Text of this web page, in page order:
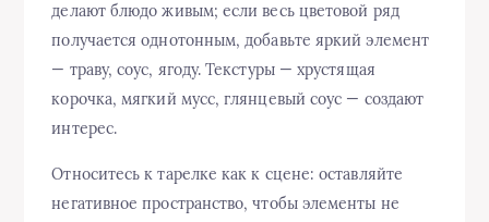
делают блюдо живым; если весь цветовой ряд
получается однотонным, добавьте яркий элемент
— траву, соус, ягоду. Текстуры — хрустящая
корочка, мягкий мусс, глянцевый соус — создают
интерес.
Относитесь к тарелке как к сцене: оставляйте
негативное пространство, чтобы элементы не